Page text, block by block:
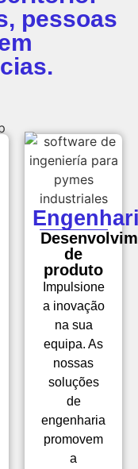
pessoas
de
produto
Impulsione
a inovação
na sua
equipa. As
nossas
soluções
de
engenharia
promovem
a